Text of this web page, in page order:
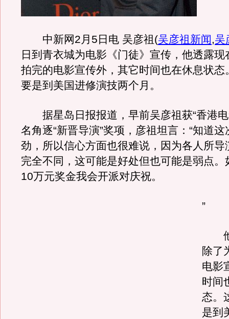
中新网2月5日电 吴彦祖(吴彦祖新闻,吴
日到青衣城为电影《门徒》宣传，他透露现
拍完的电影宣传外，其它时间也在休息状态
要是到美国进修演技两个月。
据星岛日报报道，早前吴彦祖获“香港电
名角逐“新晋导演”奖项，彦祖坦言：“知道
劲，所以信心方面也很难说，因为各人所导
完全不同，这可能是好处但也可能是弱点。
10万元奖金我会开派对庆祝。
”
他
除了
电影
时间
态。
是到